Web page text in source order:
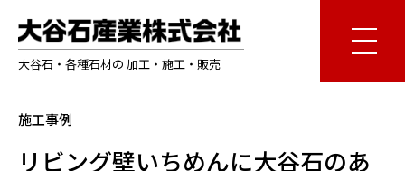
大谷石・各種石材の 加工・施工・販売
施工事例
リビング壁いちめんに大谷石のあ